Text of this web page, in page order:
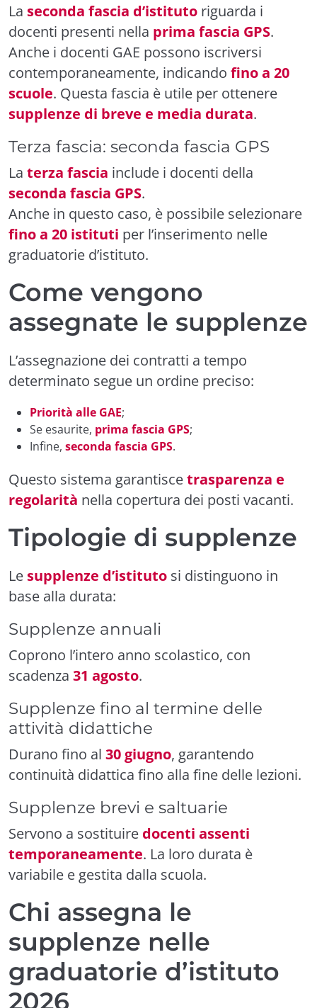
La seconda fascia d’istituto riguarda i
docenti presenti nella prima fascia GPS.
Anche i docenti GAE possono iscriversi
contemporaneamente, indicando fino a 20
scuole. Questa fascia è utile per ottenere
supplenze di breve e media durata.
Terza fascia: seconda fascia GPS
La terza fascia include i docenti della
seconda fascia GPS.
Anche in questo caso, è possibile selezionare
fino a 20 istituti per l’inserimento nelle
graduatorie d’istituto.
Come vengono
assegnate le supplenze
L’assegnazione dei contratti a tempo
determinato segue un ordine preciso:
Priorità alle GAE;
Se esaurite, prima fascia GPS;
Infine, seconda fascia GPS.
Questo sistema garantiscetrasparenza e
regolarità nella copertura dei posti vacanti.
Tipologie di supplenze
Le supplenze d’istituto si distinguono in
base alla durata:
Supplenze annuali
Coprono l’intero anno scolastico, con
scadenza 31 agosto.
Supplenze fino al termine delle
attività didattiche
Durano fino al 30 giugno, garantendo
continuità didattica fino alla fine delle lezioni.
Supplenze brevi e saltuarie
Servono a sostituire docenti assenti
temporaneamente. La loro durata è
variabile e gestita dalla scuola.
Chi assegna le
supplenze nelle
graduatorie d’istituto
2026